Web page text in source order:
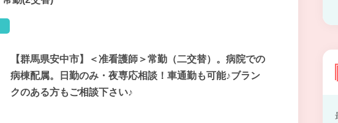
【群馬県安中市】＜准看護師＞常勤（二交替）。病院での
病棟配属。日勤のみ・夜専応相談！車通勤も可能♪ブラン
クのある方もご相談下さい♪